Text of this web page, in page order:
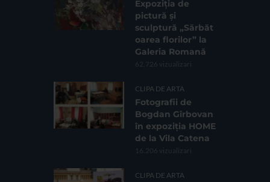
Expoziția de
pictură și
sculptură „Sărbăt
oarea florilor” la
Galeria Romană
62.726 vizualizari
CLIPA DE ARTA
Fotografii de
Bogdan Gîrbovan
în expoziția HOME
de la Vila Catena
16.206 vizualizari
CLIPA DE ARTA